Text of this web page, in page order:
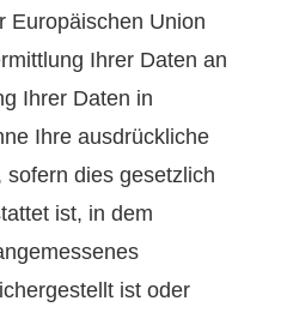
Europäischen Union
Ihrer Daten an
Ihrer Daten in
Ihre ausdrückliche
dies gesetzlich
ist, in dem
ist oder